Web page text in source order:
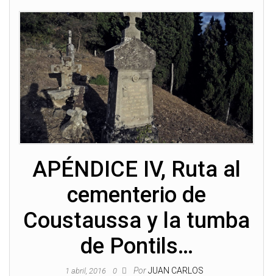
APÉNDICE IV, Ruta al
cementerio de
Coustaussa y la tumba
de Pontils…
1 abril, 2016 0 Por JUAN CARLOS